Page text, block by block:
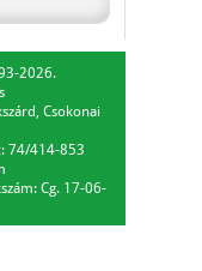
2026.
Csokonai
74/414-853
Cg. 17-06-